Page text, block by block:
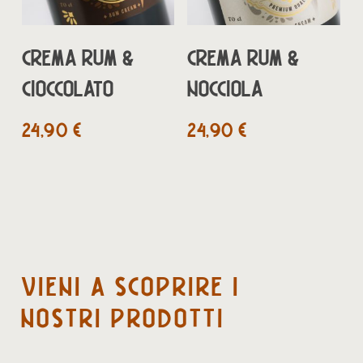
CARRELLO
CREMA RUM &
CIOCCOLATO
24,90 €
CARRELLO
CREMA RUM &
NOCCIOLA
24,90€
VIENI A SCOPRIRE I
NOSTRI PRODOTTI